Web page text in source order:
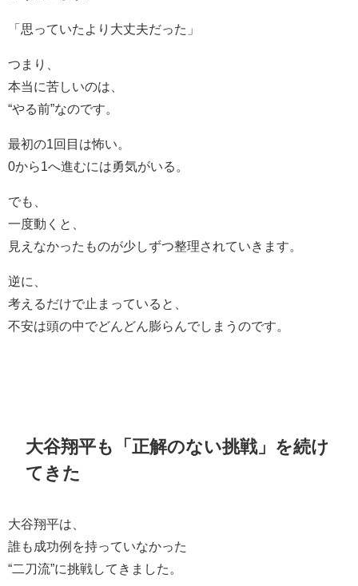
「思っていたより大丈夫だった」
つまり、
本当に苦しいのは、
“やる前”なのです。
最初の1回目は怖い。
0から1へ進むには勇気がいる。
でも、
一度動くと、
見えなかったものが少しずつ整理されていきます。
逆に、
考えるだけで止まっていると、
不安は頭の中でどんどん膨らんでしまうのです。
大谷翔平も「正解のない挑戦」を続け
てきた
大谷翔平は、
誰も成功例を持っていなかった
“二刀流”に挑戦してきました。